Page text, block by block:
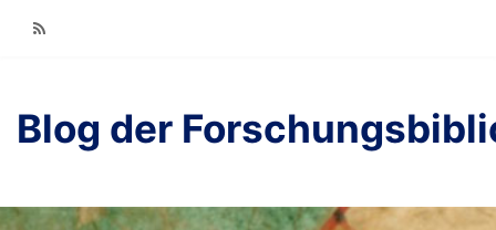
Blog der